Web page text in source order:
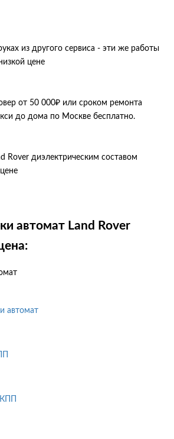
из другого сервиса - эти же работы
цене
от 50 000₽ или сроком ремонта
до дома по Москве бесплатно.
Rover диэлектрическим составом
автомат Land Rover
автомат